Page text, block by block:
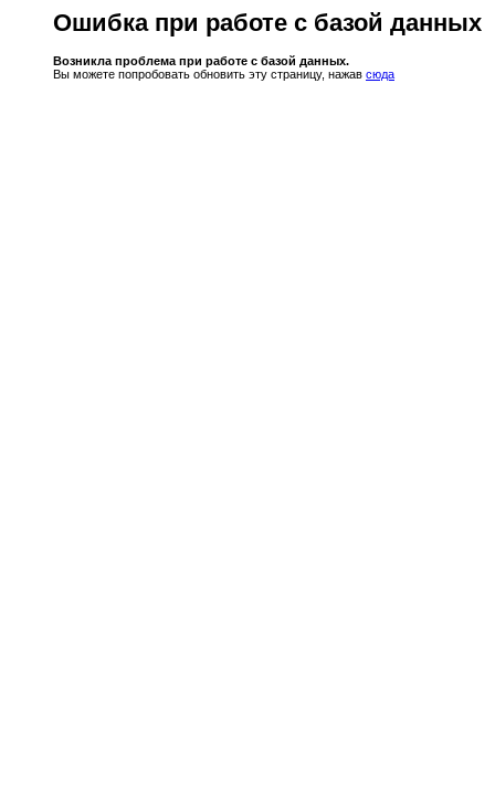
Ошибка при работе с базой данных
Возникла проблема при работе с базой данных.
Вы можете попробовать обновить эту страницу, нажав сюда